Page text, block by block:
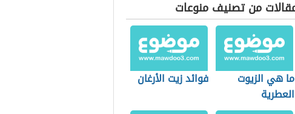
من تصنيف منوعات
ما هي الزيوت
العطرية
فوائد زيت الأرغان